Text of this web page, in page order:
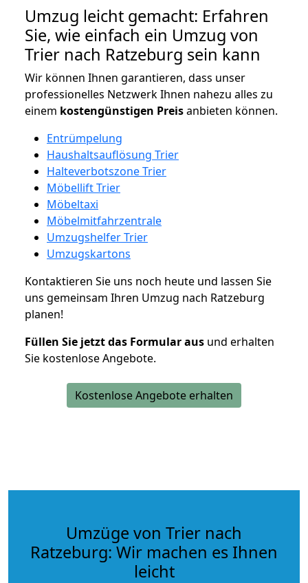
Umzug leicht gemacht: Erfahren
Sie, wie einfach ein Umzug von
Trier nach Ratzeburg sein kann
Wir können Ihnen garantieren, dass unser
professionelles Netzwerk Ihnen nahezu alles zu
einem kostengünstigen Preisanbieten können.
Entrümpelung
Haushaltsauflösung Trier
Halteverbotszone Trier
Möbellift Trier
Möbeltaxi
Möbelmitfahrzentrale
Umzugshelfer Trier
Umzugskartons
Kontaktieren Sie uns noch heute und lassen Sie
uns gemeinsam Ihren Umzug nach Ratzeburg
planen!
Füllen Sie jetzt das Formular aus und erhalten
Sie kostenlose Angebote.
Kostenlose Angebote erhalten
Umzüge von Trier nach
Ratzeburg: Wir machen es Ihnen
leicht